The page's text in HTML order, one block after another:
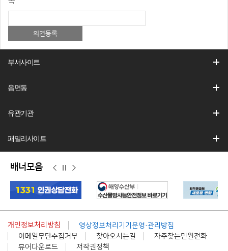
부서사이트
읍면동
유관기관
패밀리사이트
배너모음
이
전
정
지
다
음
개인정보처리방침
영상정보처리기기운영·관리방침
이메일무단수집거부
찾아오시는길
자주찾는민원전화
뷰어다운로드
저작권정책